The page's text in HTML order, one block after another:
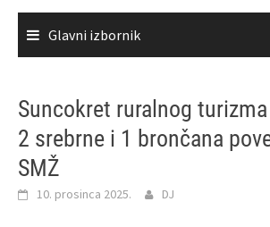
Glavni izbornik
Suncokret ruralnog
2 srebrne i 1 brončana
SMŽ
10. prosinca 2025. DJ